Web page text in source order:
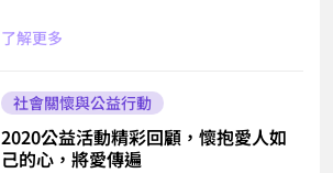
了解更多
社會關懷與公益行動
2020公益活動精彩回顧，懷抱愛人如
己的心，將愛傳遍